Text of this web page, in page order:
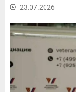
23.07.2026